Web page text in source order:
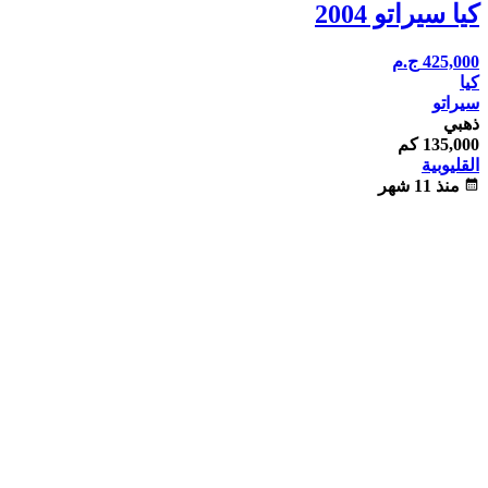
كيا سيراتو 2004
425,000 ج.م
كيا
سيراتو
ذهبي
135,000 كم
القليوبية
calendar_month منذ 11 شهر